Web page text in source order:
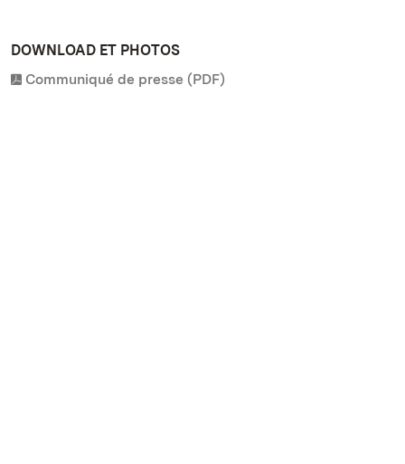
DOWNLOAD ET PHOTOS
Communiqué de presse (PDF)